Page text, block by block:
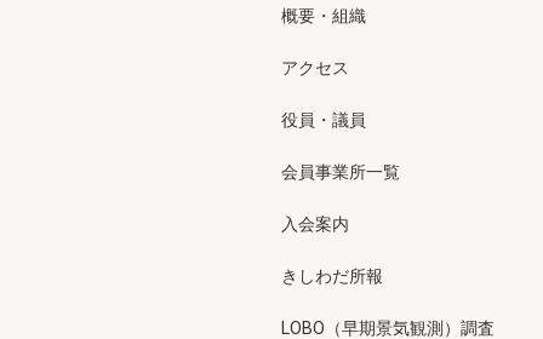
概要・組織
アクセス
役員・議員
会員事業所一覧
入会案内
きしわだ所報
LOBO（早期景気観測）調査